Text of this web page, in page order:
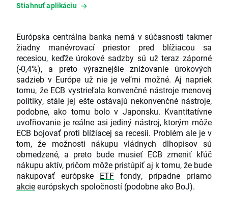
Stiahnuť aplikáciu
Európska centrálna banka nemá v súčasnosti takmer
žiadny manévrovací priestor pred blížiacou sa
recesiou, keďže úrokové sadzby sú už teraz záporné
(-0,4%), a preto výraznejšie znižovanie úrokových
sadzieb v Európe už nie je veľmi možné. Aj napriek
tomu, že ECB vystrieľala konvenčné nástroje menovej
politiky, stále jej ešte ostávajú nekonvenčné nástroje,
podobne, ako tomu bolo v Japonsku. Kvantitatívne
uvoľňovanie je reálne asi jediný nástroj, ktorým môže
ECB bojovať proti blížiacej sa recesii. Problém ale je v
tom, že možnosti nákupu vládnych dlhopisov sú
obmedzené, a preto bude musieť ECB zmeniť kľúč
nákupu aktív, pričom môže pristúpiť aj k tomu, že bude
nakupovať európske ETF fondy, prípadne priamo
akcieeurópskych spoločností (podobne ako BoJ).